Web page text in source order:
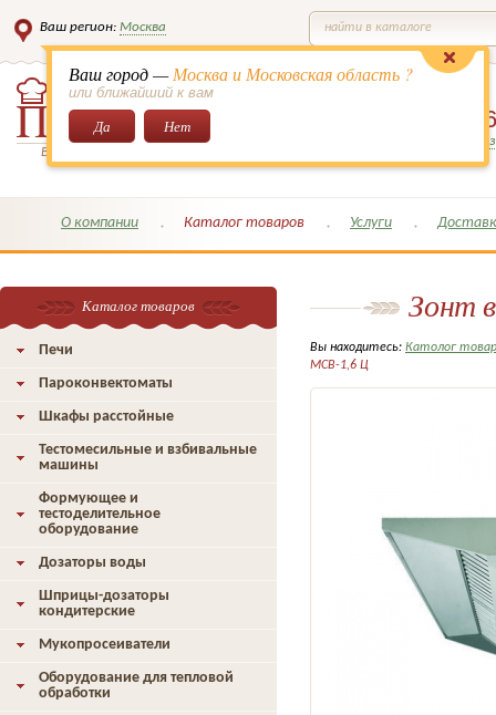
Ваш регион: Москва
Ваш город —Москва и Московская область ?
или ближайший к вам
Да Нет
найти в каталоге
Всё для кондитеров и поваров!
649-
Заказать обратный
О компании Каталог товаров Услуги
Зонт
Вы находитесь: Католог
МСВ-1,6 Ц
Каталог товаров
Печи
Пароконвектоматы
Шкафы расстойные
Тестомесильные и взбивальные
машины
Формующее и
тестоделительное
оборудование
Дозаторы воды
Шприцы-дозаторы
кондитерские
Мукопросеиватели
Оборудование для тепловой
обработки